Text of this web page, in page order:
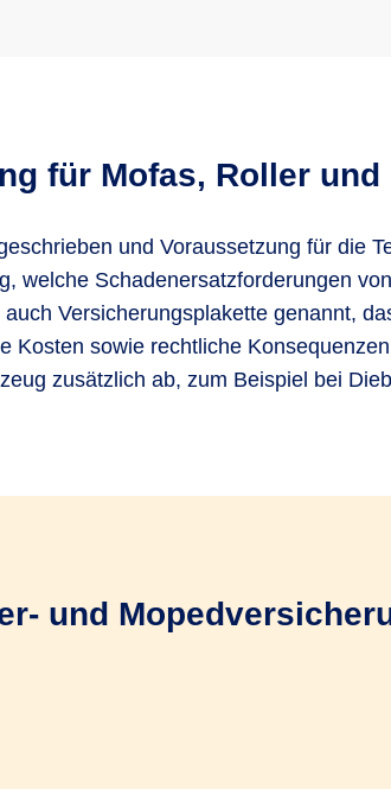
für Mofas, Roller
und Voraussetzung für die
welche Schadenersatzforderungen
Versicherungsplakette genannt,
Kosten sowie rechtliche
zusätzlich ab, zum Beispiel bei
und